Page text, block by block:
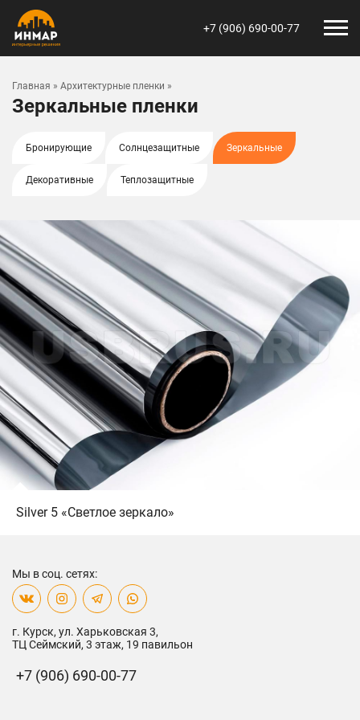
+7 (906) 690-00-77
Главная » Архитектурные пленки »
Зеркальные пленки
Бронирующие Солнцезащитные Зеркальные
Декоративные Теплозащитные
Silver 5 «Светлое зеркало»
Мы в соц. сетях:
г. Курск, ул. Харьковская 3,
ТЦ Сеймский, 3 этаж, 19 павильон
+7 (906) 690-00-77